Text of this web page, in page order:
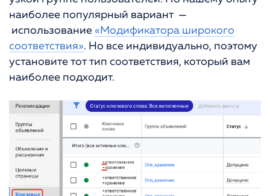
наиболее популярный вариант —
использование «Модификатора широкого
соответствия». Но все индивидуально, поэтому
установите тот тип соответствия, который вам
наиболее подходит.